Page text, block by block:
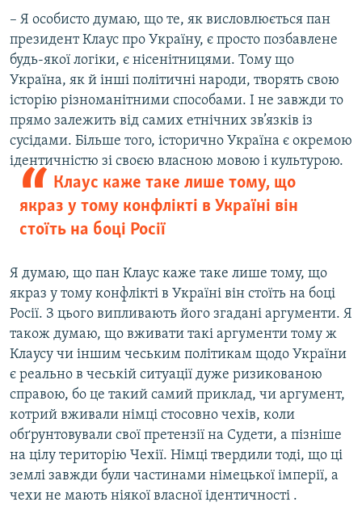
– Я особисто думаю, що те, як висловлюється пан
президент Клаус про Україну, є просто позбавлене
будь-якої логіки, є нісенітницями. Тому що
Україна, як й інші політичні народи, творять свою
історію різноманітними способами. І не завжди то
прямо залежить від самих етнічних зв’язків із
сусідами. Більше того, історично Україна є окремою
ідентичністю зі своєю власною мовою і культурою.
Клаус каже таке лише тому, що
якраз у тому конфлікті в Україні він
стоїть на боці Росії
Я думаю, що пан Клаус каже таке лише тому, що
якраз у тому конфлікті в Україні він стоїть на боці
Росії. З цього випливають його згадані аргументи. Я
також думаю, що вживати такі аргументи тому ж
Клаусу чи іншим чеським політикам щодо України
є реально в чеській ситуації дуже ризикованою
справою, бо це такий самий приклад, чи аргумент,
котрий вживали німці стосовно чехів, коли
обґрунтовували свої претензії на Судети, а пізніше
на цілу територію Чехії. Німці твердили тоді, що ці
землі завжди були частинами німецької імперії, а
чехи не мають ніякої власної ідентичності .